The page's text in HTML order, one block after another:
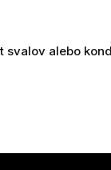
alebo